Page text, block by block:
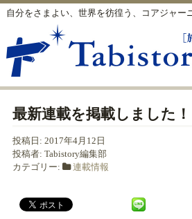
自分をさまよい、世界を彷徨う、コアジャー
最新連載を掲載しました！
投稿日: 2017年4月12日
投稿者: Tabistory編集部
カテゴリー:
連載情報